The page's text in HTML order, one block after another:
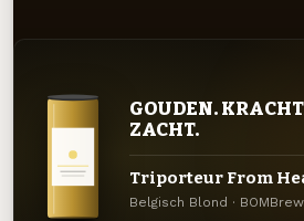
GOUDEN.
ZACHT.
Triporteur From
Belgisch Blond ·